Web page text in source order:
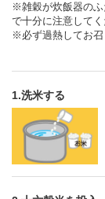
※雑穀が炊飯器の
で十分に注意してく
※必ず過熱してお召
1.洗米する